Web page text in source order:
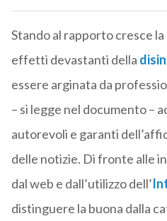
Stando al rapporto cresce
effetti devastanti della
essere arginata da
– si legge nel documento –
autorevoli e garanti
delle notizie. Di fronte alle
dal web e dall’utilizzo dell’
distinguere la buona dalla